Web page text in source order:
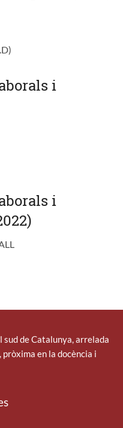
i
i
de Catalunya, arrelada
en la docència i